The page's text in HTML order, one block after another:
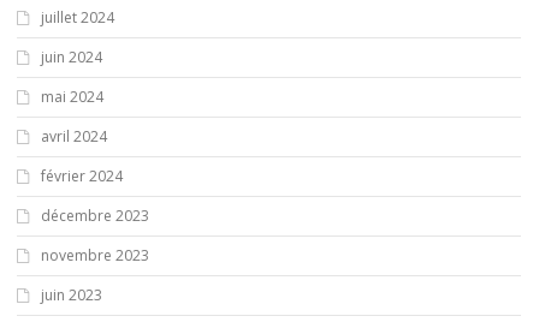
juillet 2024
juin 2024
mai 2024
avril 2024
février 2024
décembre 2023
novembre 2023
juin 2023